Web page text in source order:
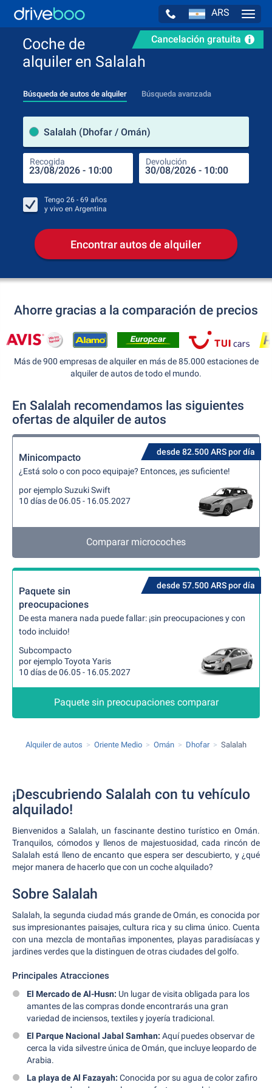
ARS
Cancelación gratuita
Coche de
alquiler en Salalah
Búsqueda de autos de alquiler Búsqueda avanzada
Salalah (Dhofar / Omán)
Recogida Devolución
Tengo 26 - 69 años
y vivo en Argentina
Encontrar autos de alquiler
Ahorre gracias a la comparación de precios
Más de 900 empresas de alquiler en más de 85.000 estaciones de
alquiler de autos de todo el mundo.
En Salalah recomendamos las siguientes
ofertas de alquiler de autos
desde 82.500 ARS por día
Minicompacto
¿Está solo o con poco equipaje? Entonces, ¡es suficiente!
por ejemplo Suzuki Swift
10 días de 06.05 - 16.05.2027
Comparar microcoches
desde 57.500 ARS por día
Paquete sin
preocupaciones
De esta manera nada puede fallar: ¡sin preocupaciones y con
todo incluido!
Subcompacto
por ejemplo Toyota Yaris
10 días de 06.05 - 16.05.2027
Paquete sin preocupaciones comparar
Alquiler de autos Oriente Medio Omán Dhofar Salalah
¡Descubriendo Salalah con tu vehículo
alquilado!
Bienvenidos a Salalah, un fascinante destino turístico en Omán.
Tranquilos, cómodos y llenos de majestuosidad, cada rincón de
Salalah está lleno de encanto que espera ser descubierto, y ¿qué
mejor manera de hacerlo que con un coche alquilado?
Sobre Salalah
Salalah, la segunda ciudad más grande de Omán, es conocida por
sus impresionantes paisajes, cultura rica y su clima único. Cuenta
con una mezcla de montañas imponentes, playas paradisíacas y
jardines verdes que la distinguen de otras ciudades del golfo.
Principales Atracciones
El Mercado de Al-Husn: Un lugar de visita obligada para los
amantes de las compras donde encontrarás una gran
variedad de inciensos, textiles y joyería tradicional.
El Parque Nacional Jabal Samhan: Aquí puedes observar de
cerca la vida silvestre única de Omán, que incluye leopardo de
Arabia.
La playa de Al Fazayah: Conocida por su agua de color zafiro